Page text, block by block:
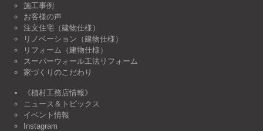
施工事例
お客様の声
注文住宅（建物仕様）
リノベーション（建物仕様）
リフォーム（建物仕様）
スーパーウォール工法リフォーム
家づくりのこだわり
《植村工務店情報》
ニュース＆トピックス
イベント情報
Instagram